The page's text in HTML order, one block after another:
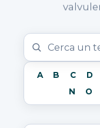
A B C D
N
O